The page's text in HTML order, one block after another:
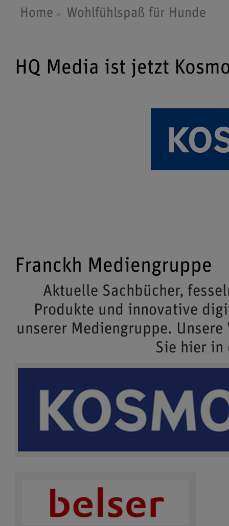
Home Wohlfühlspaß für Hunde
HQ Media ist jetzt
Franckh Mediengruppe
Aktuelle Sachbücher,
Produkte und innovative
unserer Mediengruppe.
Sie hier in